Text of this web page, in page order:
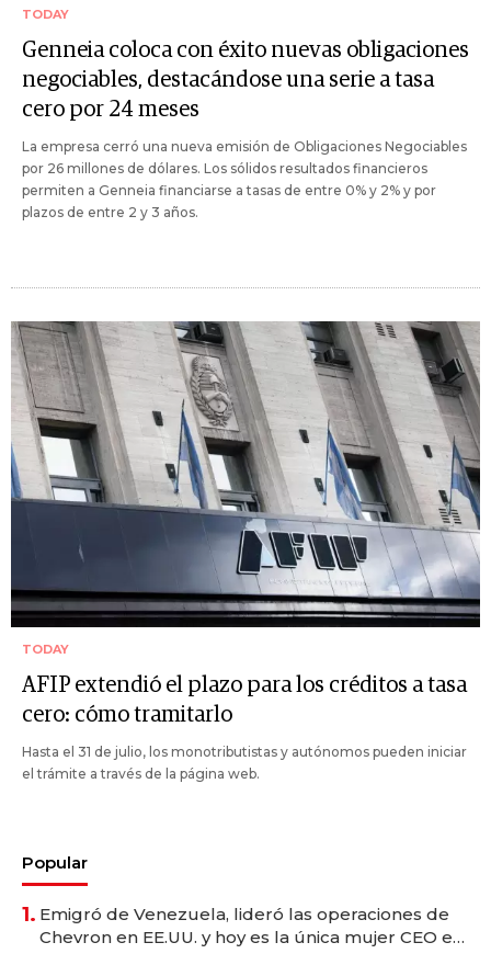
TODAY
Genneia coloca con éxito nuevas obligaciones
negociables, destacándose una serie a tasa
cero por 24 meses
La empresa cerró una nueva emisión de Obligaciones Negociables
por 26 millones de dólares. Los sólidos resultados financieros
permiten a Genneia financiarse a tasas de entre 0% y 2% y por
plazos de entre 2 y 3 años.
TODAY
AFIP extendió el plazo para los créditos a tasa
cero: cómo tramitarlo
Hasta el 31 de julio, los monotributistas y autónomos pueden iniciar
el trámite a través de la página web.
Popular
1. Emigró de Venezuela, lideró las operaciones de
Chevron en EE.UU. y hoy es la única mujer CEO en